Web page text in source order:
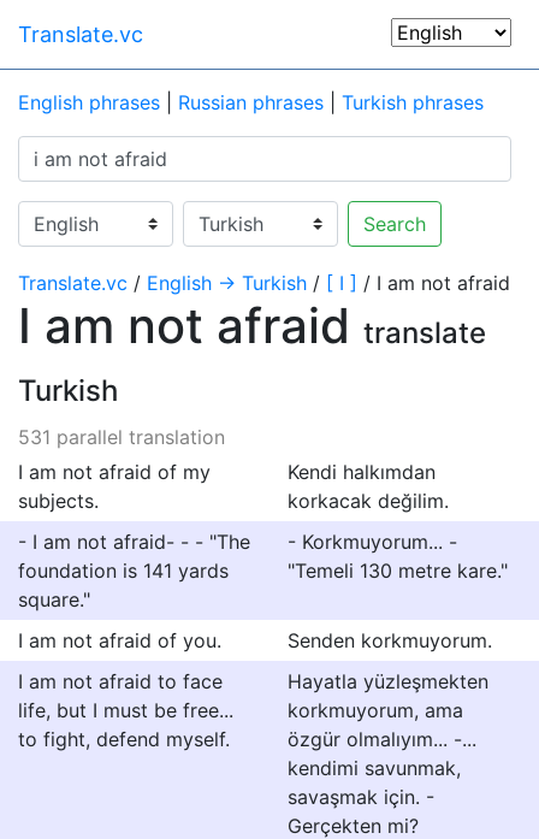
Translate.vc
English phrases Russian phrases Turkish phrases
Search
Translate.vc / English → Turkish / [ I ] / I am not afraid
I am not afraid translate
Turkish
531 parallel translation
I am not afraid of my
subjects.
Kendi halkımdan
korkacak değilim.
- I am not afraid- - - "The
foundation is 141 yards
square."
- Korkmuyorum... -
"Temeli 130 metre kare."
I am not afraid of you.
Senden korkmuyorum.
I am not afraid to face
life, but I must be free...
to fight, defend myself.
Hayatla yüzleşmekten
korkmuyorum, ama
özgür olmalıyım... -...
kendimi savunmak,
savaşmak için. -
Gerçekten mi?